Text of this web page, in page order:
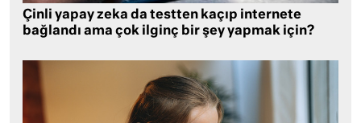
Çinli yapay zeka da testten kaçıp internete
bağlandı ama çok ilginç bir şey yapmak için?